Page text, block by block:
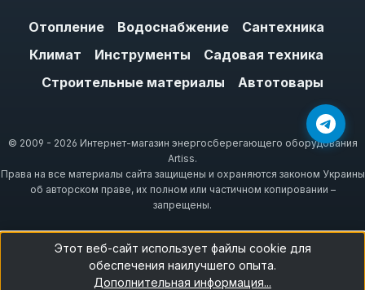
Отопление Водоснабжение
Сантехника
Климат
Инструменты
Садовая техника
Строительные материалы
Автотовары
© 2009 - 2026 Интернет-магазин энергосберегающего оборудования
Artiss.
Права на все материалы сайта защищены и охраняются законом Украины
об авторском праве, их полном или частичном копировании –
запрещены.
Этот веб-сайт использует файлы cookie для
обеспечения наилучшего опыта.
Дополнительная информация...